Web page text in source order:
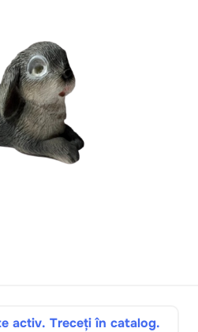
activ. Treceți în catalog.